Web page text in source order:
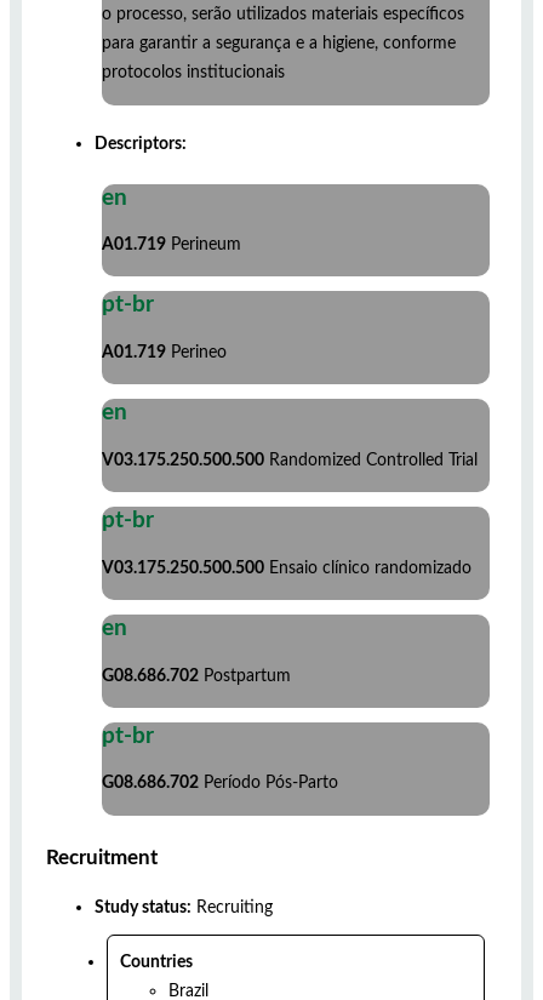
o processo, serão utilizados materiais específicos
para garantir a segurança e a higiene, conforme
protocolos institucionais
Descriptors:
en
A01.719 Perineum
pt-br
A01.719 Perineo
en
V03.175.250.500.500 Randomized Controlled Trial
pt-br
V03.175.250.500.500 Ensaio clínico randomizado
en
G08.686.702 Postpartum
pt-br
G08.686.702 Período Pós-Parto
Recruitment
Study status: Recruiting
Countries
Brazil